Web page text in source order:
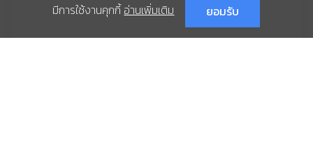
มีการใช้งานคุกกี้อ่านเพิ่มเติม ยอมรับ